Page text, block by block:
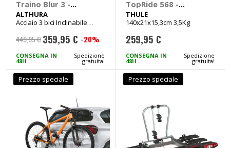
Traino Blur 3 -
ALTHURA
ALTHURA
Acciaio 3 bici Inclinabile
449,95 € Prezzo
speciale
359,95 € -20%
CONSEGNA IN
48H
Spedizione
gratuita!
TopRide 568 -
THULE
THULE
140x21x15,3cm 3,5Kg
259,95 €
CONSEGNA IN
48H
Spedizione
gratuita!
Prezzo speciale Prezzo speciale